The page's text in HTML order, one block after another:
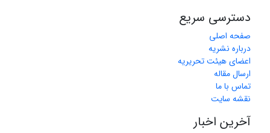
دسترسی سریع
صفحه اصلی
درباره نشریه
اعضای هیئت تحریریه
ارسال مقاله
تماس با ما
نقشه سایت
آخرین اخبار